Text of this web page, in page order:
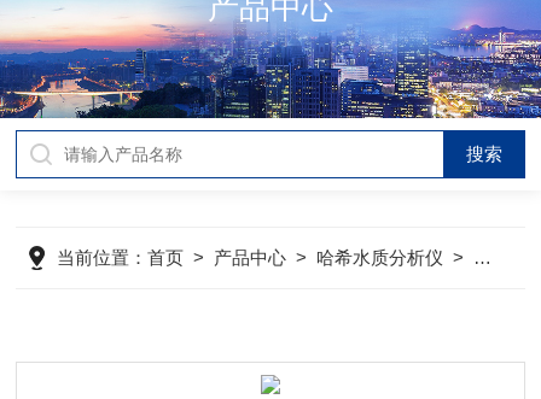
产品中心
当前位置：首页 > 产品中心 > 哈希水质分析仪 > 哈希余